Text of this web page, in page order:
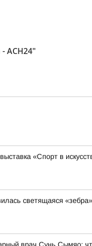
- АСН24"
«Спорт в
светящаяся «зебра»